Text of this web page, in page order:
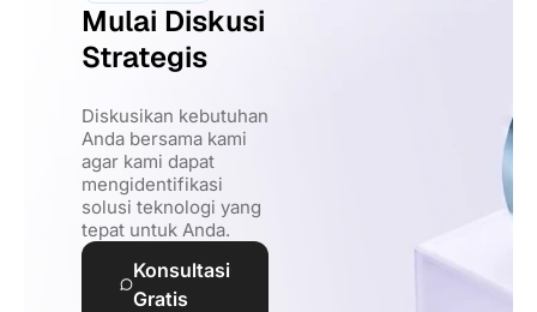
Mulai Diskusi
Strategis
Diskusikan kebutuhan
Anda bersama kami
agar kami dapat
mengidentifikasi
solusi teknologi yang
tepat untuk Anda.
Konsultasi
Gratis